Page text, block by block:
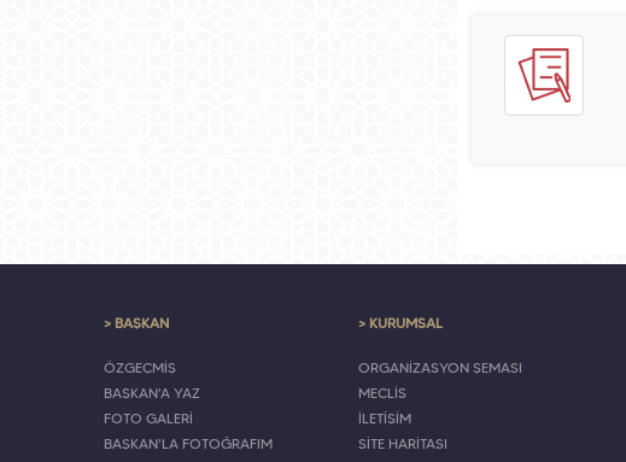
> BAŞKAN
ÖZGEÇMİŞ
BAŞKAN'A YAZ
FOTO GALERİ
BAŞKAN'LA FOTOĞRAFIM
> KURUMSAL
ORGANİZASYON ŞEMASI
MECLİS
İLETİŞİM
SİTE HARİTASI